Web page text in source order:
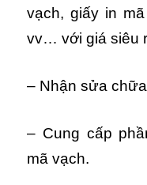
vạch, giấy in
vv… với giá siêu
– Nhận sửa
– Cung cấp
mã vạch.